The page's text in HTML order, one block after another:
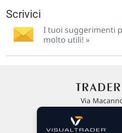
Scrivici
I tuoi suggerimenti
molto utili! »
Via
P.IVA 02 452